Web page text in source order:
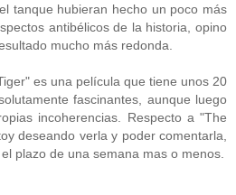
tanque hubieran hecho un poco más
antibélicos de la historia, opino
mucho más redonda.
es una película que tiene unos 20
fascinantes, aunque luego
incoherencias. Respecto a "The
deseando verla y poder comentarla,
plazo de una semana mas o menos.